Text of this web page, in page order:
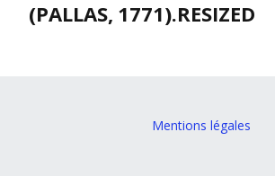
(PALLAS, 1771).RESIZED
Mentions légales